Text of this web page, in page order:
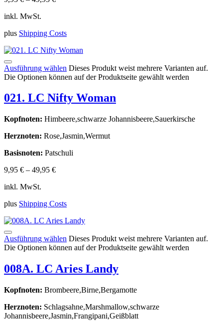
inkl. MwSt.
plus Shipping Costs
Ausführung wählen Dieses Produkt weist mehrere Varianten auf.
Die Optionen können auf der Produktseite gewählt werden
021. LC Nifty Woman
Kopfnoten: Himbeere,schwarze Johannisbeere,Sauerkirsche
Herznoten: Rose,Jasmin,Wermut
Basisnoten: Patschuli
9,95 € – 49,95 €
inkl. MwSt.
plus Shipping Costs
Ausführung wählen Dieses Produkt weist mehrere Varianten auf.
Die Optionen können auf der Produktseite gewählt werden
008A. LC Aries Landy
Kopfnoten: Brombeere,Birne,Bergamotte
Herznoten: Schlagsahne,Marshmallow,schwarze
Johannisbeere,Jasmin,Frangipani,Geißblatt